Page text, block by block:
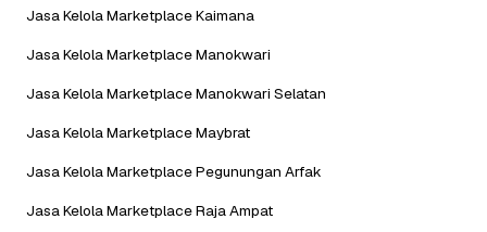
Jasa Kelola Marketplace Kaimana
Jasa Kelola Marketplace Manokwari
Jasa Kelola Marketplace Manokwari Selatan
Jasa Kelola Marketplace Maybrat
Jasa Kelola Marketplace Pegunungan Arfak
Jasa Kelola Marketplace Raja Ampat